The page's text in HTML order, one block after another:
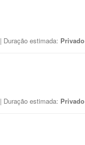
| Duração estimada: Privado
| Duração estimada: Privado